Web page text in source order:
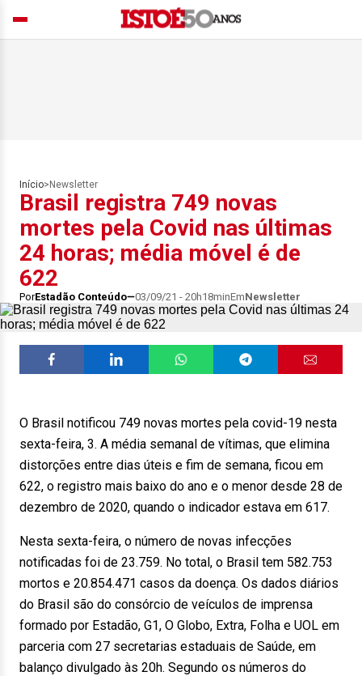
Início> Newsletter
Brasil registra 749 novas
mortes pela Covid nas últimas
24 horas; média móvel é de
622
PorEstadão Conteúdo 03/09/21 - 20h18minEmNewsletter
O Brasil notificou 749 novas mortes pela covid-19 nesta
sexta-feira, 3. A média semanal de vítimas, que elimina
distorções entre dias úteis e fim de semana, ficou em
622, o registro mais baixo do ano e o menor desde 28 de
dezembro de 2020, quando o indicador estava em 617.
Nesta sexta-feira, o número de novas infecções
notificadas foi de 23.759. No total, o Brasil tem 582.753
mortos e 20.854.471 casos da doença. Os dados diários
do Brasil são do consórcio de veículos de imprensa
formado por Estadão, G1, O Globo, Extra, Folha e UOL em
parceria com 27 secretarias estaduais de Saúde, em
balanço divulgado às 20h. Segundo os números do